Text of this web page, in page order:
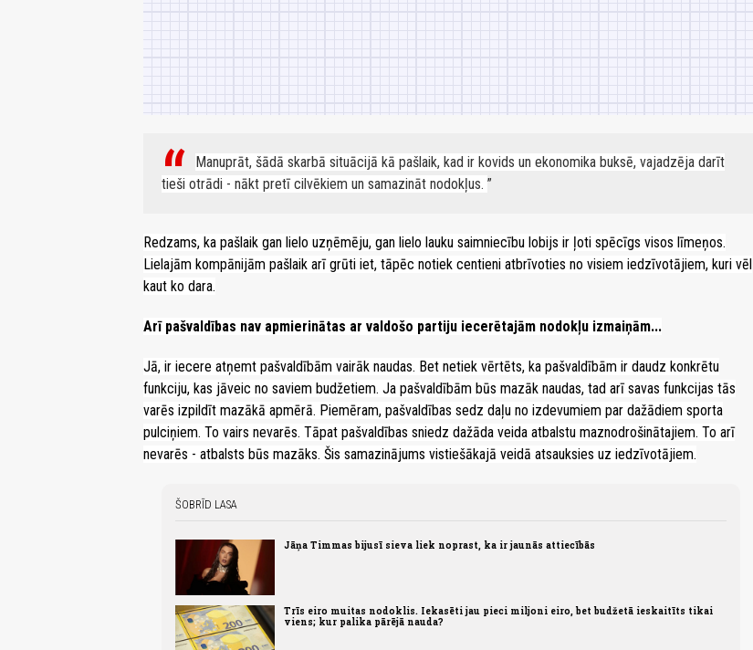
Manuprāt, šādā skarbā situācijā kā pašlaik, kad ir kovids un ekonomika buksē, vajadzēja darīt
tieši otrādi - nākt pretī cilvēkiem un samazināt nodokļus.
Redzams, ka pašlaik gan lielo uzņēmēju, gan lielo lauku saimniecību lobijs ir ļoti spēcīgs visos līmeņos.
Lielajām kompānijām pašlaik arī grūti iet, tāpēc notiek centieni atbrīvoties no visiem iedzīvotājiem, kuri vēl
kaut ko dara.
Arī pašvaldības nav apmierinātas ar valdošo partiju iecerētajām nodokļu izmaiņām...
Jā, ir iecere atņemt pašvaldībām vairāk naudas. Bet netiek vērtēts, ka pašvaldībām ir daudz konkrētu
funkciju, kas jāveic no saviem budžetiem. Ja pašvaldībām būs mazāk naudas, tad arī savas funkcijas tās
varēs izpildīt mazākā apmērā. Piemēram, pašvaldības sedz daļu no izdevumiem par dažādiem sporta
pulciņiem. To vairs nevarēs. Tāpat pašvaldības sniedz dažāda veida atbalstu maznodrošinātajiem. To arī
nevarēs - atbalsts būs mazāks. Šis samazinājums vistiešākajā veidā atsauksies uz iedzīvotājiem.
ŠOBRĪD LASA
Jāņa Timmas bijusī sieva liek noprast, ka ir jaunās attiecībās
Trīs eiro muitas nodoklis. Iekasēti jau pieci miljoni eiro, bet budžetā ieskaitīts tikai
viens; kur palika pārējā nauda?